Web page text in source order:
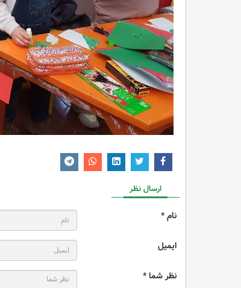
ارسال نظر
نام *
ایمیل
نظر شما *